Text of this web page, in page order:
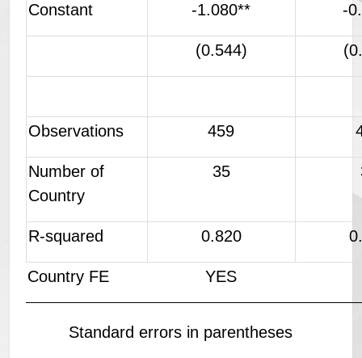
Constant -1.080** -
(0.544)
Observations 459
Number of
Country
35
R-squared 0.820
Country FE YES
Standard errors in parentheses